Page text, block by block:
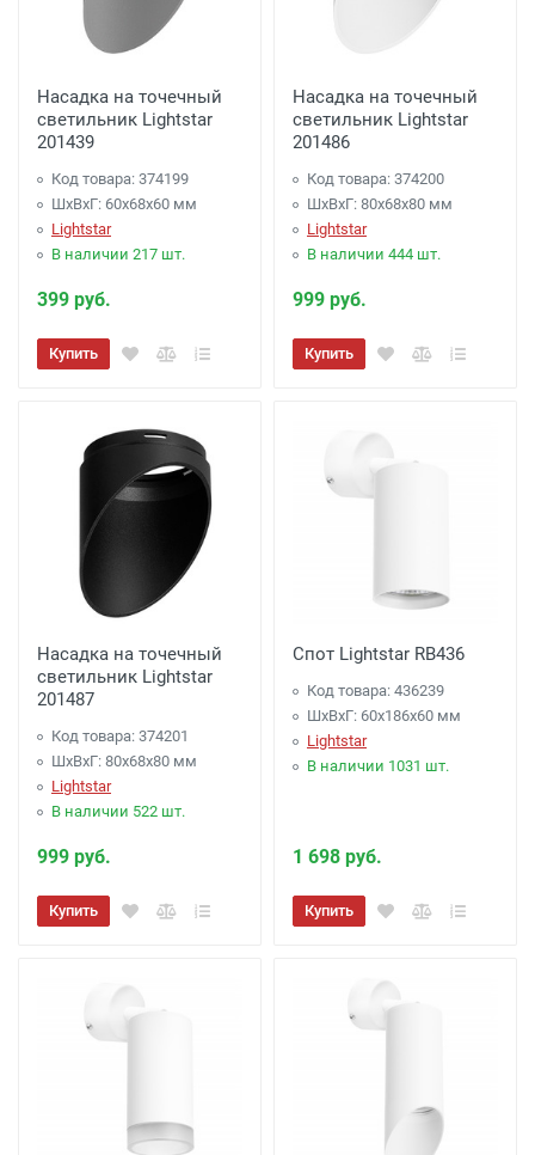
Насадка на точечный
светильник Lightstar
201439
Код товара: 374199
ШхВхГ: 60x68x60 мм
Lightstar
В наличии 217 шт.
399 руб.
Купить
Насадка на точечный
светильник Lightstar
201486
Код товара: 374200
ШхВхГ: 80x68x80 мм
Lightstar
В наличии 444 шт.
999 руб.
Купить
Насадка на точечный
светильник Lightstar
201487
Код товара: 374201
ШхВхГ: 80x68x80 мм
Lightstar
В наличии 522 шт.
999 руб.
Купить
Спот Lightstar RB436
Код товара: 436239
ШхВхГ: 60x186x60 мм
Lightstar
В наличии 1031 шт.
1 698 руб.
Купить